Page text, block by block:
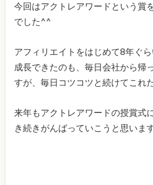
今回はアクトレアワードという賞
でした^^
アフィリエイトをはじめて8年ぐ
成長できたのも、毎日会社から帰
すが、毎日コツコツと続けてこれ
来年もアクトレアワードの授賞式
き続きがんばっていこうと思いま